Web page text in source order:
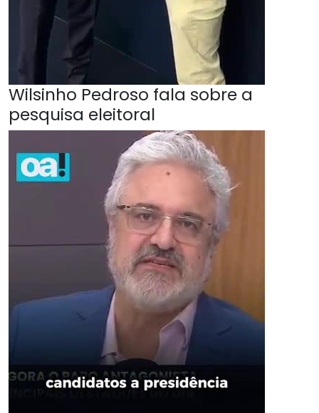
Wilsinho Pedroso fala sobre a
pesquisa eleitoral